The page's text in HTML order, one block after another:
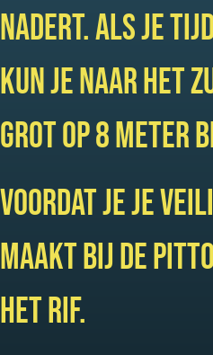
nadert. Als je
kun je naar het
grot op 8 meter
voordat je je
maakt bij de
het rif.